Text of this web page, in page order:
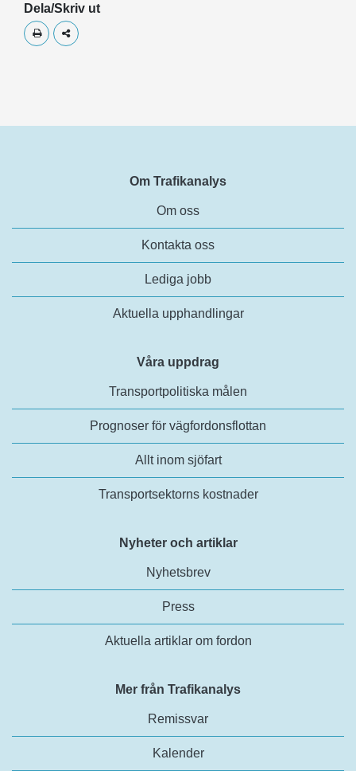
Dela/Skriv ut
Skriv utDela
Om Trafikanalys
Om oss
Kontakta oss
Lediga jobb
Aktuella upphandlingar
Våra uppdrag
Transportpolitiska målen
Prognoser för vägfordonsflottan
Allt inom sjöfart
Transportsektorns kostnader
Nyheter och artiklar
Nyhetsbrev
Press
Aktuella artiklar om fordon
Mer från Trafikanalys
Remissvar
Kalender